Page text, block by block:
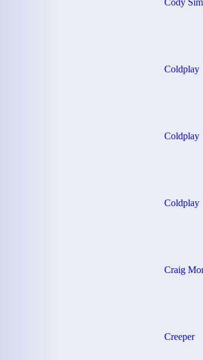
Cody
Coldplay
Coldplay
Coldplay
Craig
Creeper